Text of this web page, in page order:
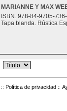
MARIANNE Y MAX
ISBN: 978-84-9705-
Tapa blanda. Rústica
:: Política de privacidad ::